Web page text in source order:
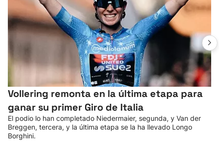
Vollering remonta en la última etapa para
ganar su primer Giro de Italia
El podio lo han completado Niedermaier, segunda, y Van der
Breggen, tercera, y la última etapa se la ha llevado Longo
Borghini.